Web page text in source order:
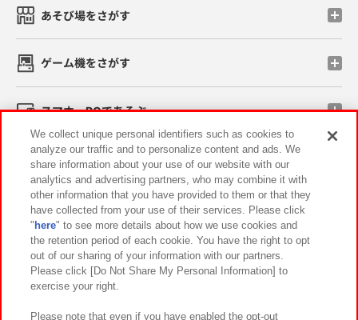
あそび場をさがす
ゲーム機をさがす
スマホ・PCであそぶ
イベント・キャンペーン
関連会社 サステナビリティ サイトポリシー
プライバシーポリシー ウェブアクセシビリティ方針と検証結果
お取引先さまとともに
カスタマーハラスメント対応方針 よくあるご質問・お問い合わせ
We collect unique personal identifiers such as cookies to
analyze our traffic and to personalize content and ads. We
share information about your use of our website with our
analytics and advertising partners, who may combine it with
other information that you have provided to them or that they
have collected from your use of their services. Please click
" here" to see more details about how we use cookies and
the retention period of each cookie. You have the right to opt
out of our sharing of your information with our partners.
Please click [Do Not Share My Personal Information] to
exercise your right.
Please note that even if you have enabled the opt-out